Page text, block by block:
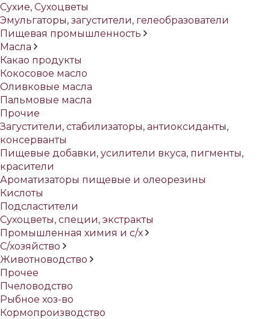
Сухие, Сухоцветы
Эмульгаторы, загустители, гелеобразователи
Пищевая промышленность
Масла
Какао продукты
Кокосовое масло
Оливковые масла
Пальмовые масла
Прочие
Загустители, стабилизаторы, антиоксиданты,
консерванты
Пищевые добавки, усилители вкуса, пигменты,
красители
Ароматизаторы пищевые и олеорезины
Кислоты
Подсластители
Сухоцветы, специи, экстракты
Промышленная химия и с/х
С/хозяйство
Животноводство
Прочее
Пчеловодство
Рыбное хоз-во
Кормопроизводство